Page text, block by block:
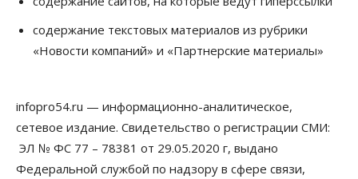
07 Августа 2026, 14:00
07 Августа 2026, 13:55
Авто Общество
Треть автовладельцев в Новосибирской области
содержание текстовых материалов из рубрики
«Новости компаний» и «Партнерские материалы»
infopro54.ru — информационно-аналитическое,
сетевое издание. Свидетельство о регистрации СМИ:
ЭЛ № ФС 77 – 78381 от 29.05.2020 г, выдано
Федеральной службой по надзору в сфере связи,